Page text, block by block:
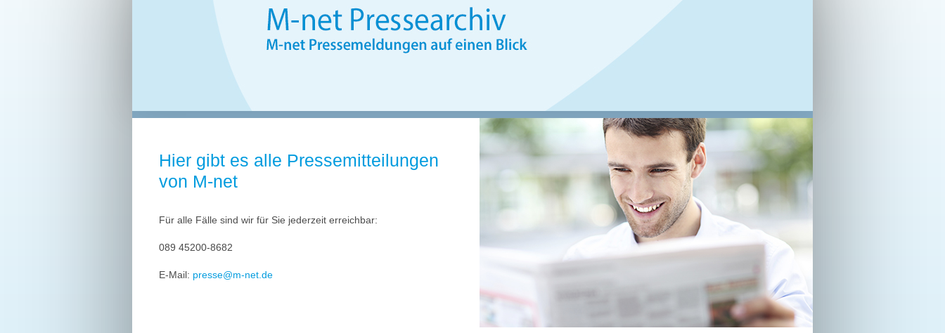
Hier gibt es alle Pressemitteilungen
von M-net
Für alle Fälle sind wir für Sie jederzeit erreichbar:
089 45200-8682
E-Mail: presse@m-net.de